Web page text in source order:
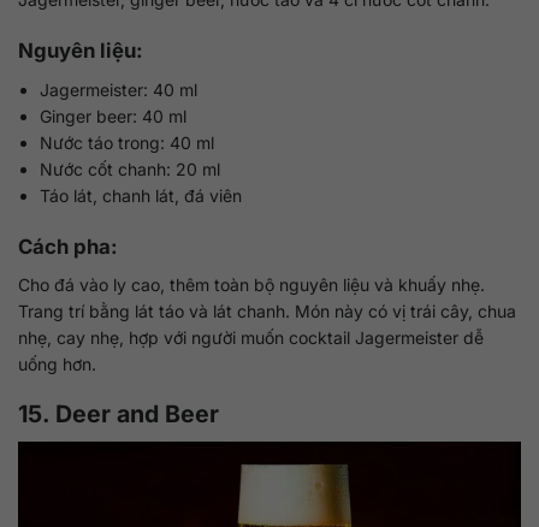
Nguyên liệu:
Jagermeister: 40 ml
Ginger beer: 40 ml
Nước táo trong: 40 ml
Nước cốt chanh: 20 ml
Táo lát, chanh lát, đá viên
Cách pha:
Cho đá vào ly cao, thêm toàn bộ nguyên liệu và khuấy nhẹ.
Trang trí bằng lát táo và lát chanh. Món này có vị trái cây, chua
nhẹ, cay nhẹ, hợp với người muốn cocktail Jagermeister dễ
uống hơn.
15. Deer and Beer